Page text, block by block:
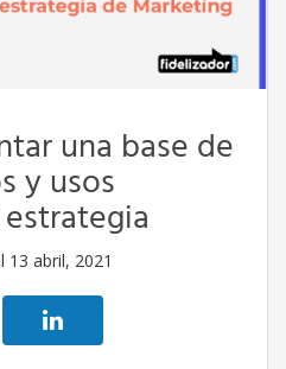
una base de
y usos
13 abril, 2021